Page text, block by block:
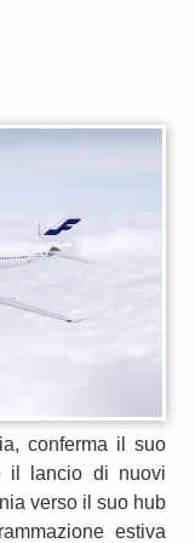
conferma il suo
il lancio di nuovi
verso il suo hub
estiva